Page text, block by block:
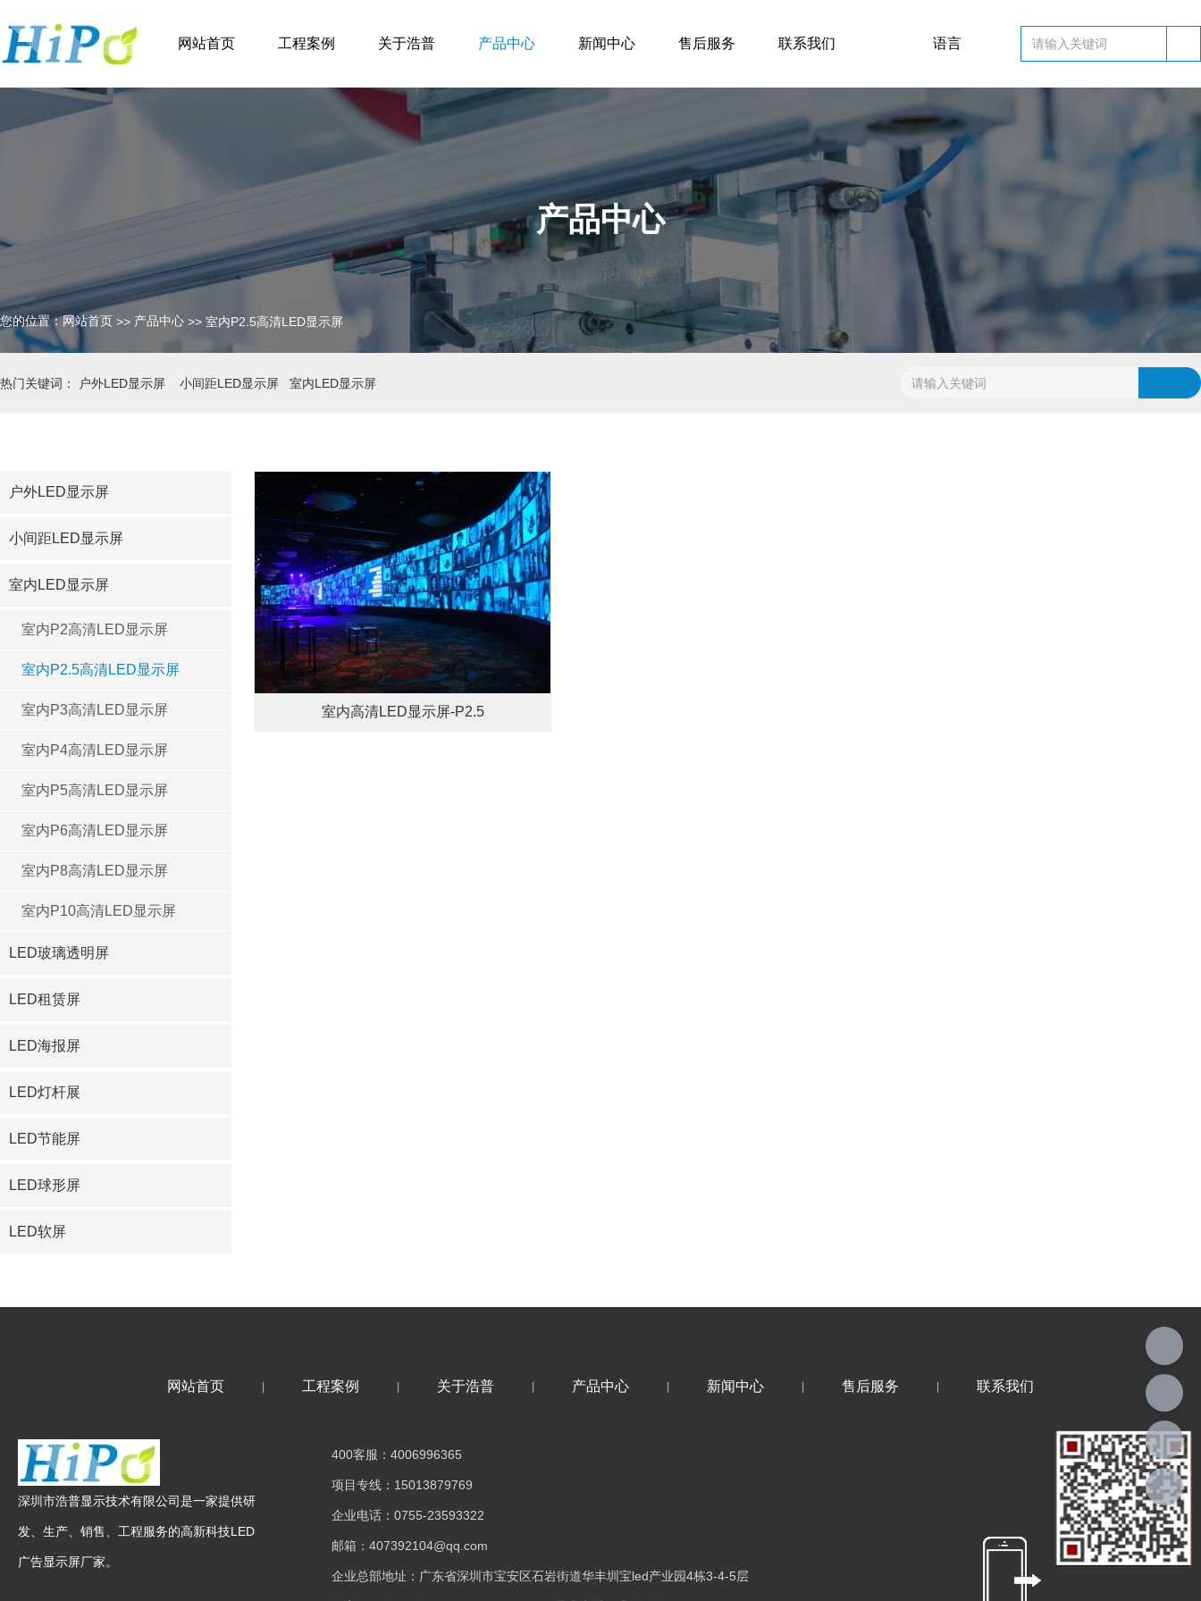
网站首页 工程案例 关于浩普 产品中心 新闻中心 售后服务 联系我们 英文
语言
产品中心
您的位置：网站首页 >> 产品中心 >> 室内P2.5高清LED显示屏
热门关键词： 户外LED显示屏 小间距LED显示屏 室内LED显示屏
户外LED显示屏
小间距LED显示屏
室内LED显示屏
室内P2高清LED显示屏
室内P2.5高清LED显示屏
室内P3高清LED显示屏
室内P4高清LED显示屏
室内P5高清LED显示屏
室内P6高清LED显示屏
室内P8高清LED显示屏
室内P10高清LED显示屏
LED玻璃透明屏
LED租赁屏
LED海报屏
LED灯杆展
LED节能屏
LED球形屏
LED软屏
室内高清LED显示屏-P2.5
网站首页 | 工程案例 | 关于浩普 | 产品中心 | 新闻中心 | 售后服务 | 联系我们
深圳市浩普显示技术有限公司是一家提供研
发、生产、销售、工程服务的高新科技LED
广告显示屏厂家。
400客服：4006996365
项目专线：15013879769
企业电话：0755-23593322
邮箱：407392104@qq.com
企业总部地址：广东省深圳市宝安区石岩街道华丰圳宝led产业园4栋3-4-5层